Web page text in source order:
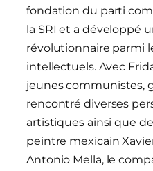
fondation du parti
la SRI et a développé
révolutionnaire parmi
intellectuels. Avec
jeunes communistes,
rencontré diverses
artistiques ainsi que
peintre mexicain
Antonio Mella, le